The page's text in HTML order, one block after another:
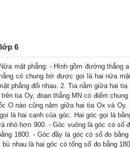
6
mặt phẳng: - Hình gồm đường thẳng
có chung bờ được gọi là hai nửa
phẳng đối nhau. 2. Tia nằm giữa hai
tia Oy, đoạn thẳng MN có điểm
O nào cũng năm giữa hai tia Ox và
là hai cạnh của góc. Hai góc gọi là
nhỏ hơn 900. - Góc vuông là góc có số
1800. - Góc đầy là góc có số đo
nhau là hai góc có tổng số đo bằng